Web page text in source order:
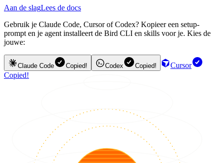
Aan de slagLees de docs
Gebruik je Claude Code, Cursor of Codex? Kopieer een setup-
prompt en je agent installeert de Bird CLI en skills voor je. Kies de
jouwe:
Claude Code Copied! Codex Copied!
Cursor
Copied!